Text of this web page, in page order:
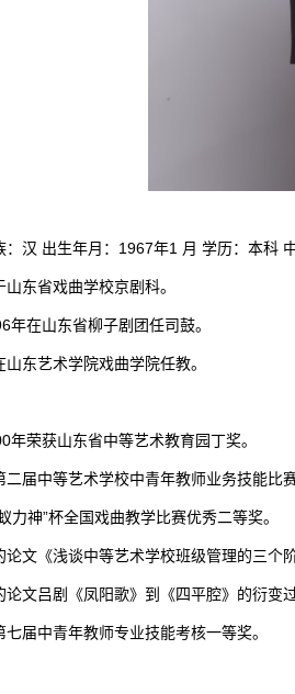
：汉 出生年月：1967年1 月 学历：本科
东省戏曲学校京剧科。
年在山东省柳子剧团任司鼓。
东艺术学院戏曲学院任教。
年荣获山东省中等艺术教育园丁奖。
二届中等艺术学校中青年教师业务技能比
力神”杯全国戏曲教学比赛优秀二等奖。
论文《浅谈中等艺术学校班级管理的三个
论文吕剧《凤阳歌》到《四平腔》的衍变
届中青年教师专业技能考核一等奖。